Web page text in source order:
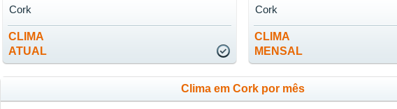
CLIMA
ATUAL
Cork
CLIMA
MENSAL
Cork
Clima em Cork por mês